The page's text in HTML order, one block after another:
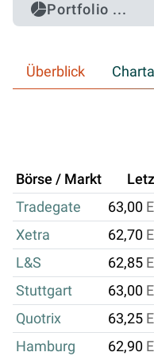
Portfolio ...
Überblick
Börse / Markt
Tradegate
63,00
Xetra
62,70
L&S
62,85
Stuttgart
63,00
Quotrix
63,25
Hamburg
62,90